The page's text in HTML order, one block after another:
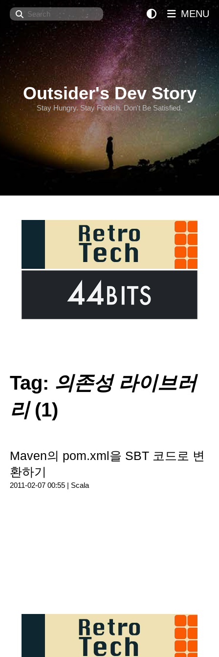
Search
Outsider's Dev Story
Stay Hungry. Stay Foolish. Don't Be Satisfied.
MENU
Tag: 의존성 라이브러
리(1)
Maven의 pom.xml을 SBT 코드로 변
환하기
2011-02-07 00:55 | Scala